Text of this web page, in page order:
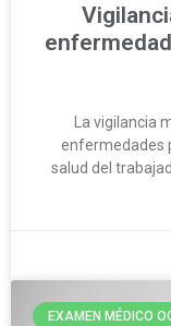
La vigilancia
enfermedades
salud del
EXAMEN MÉDICO